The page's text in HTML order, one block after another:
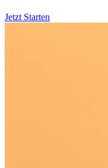
Jetzt Starten